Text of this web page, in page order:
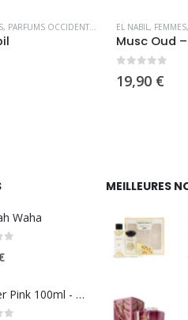
,SOLDES
PARFUMS OCCIDENTAUX EL NABIL,FEMMES,
Musc Oud –
19,90€
Waha
Summer Pink 100ml - REEF perfumes
MEILLEURES